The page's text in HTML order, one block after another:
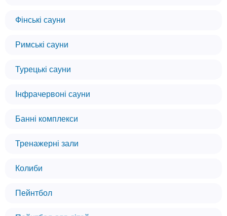
Фінські сауни
Римські сауни
Турецькі сауни
Інфрачервоні сауни
Банні комплекси
Тренажерні зали
Колиби
Пейнтбол